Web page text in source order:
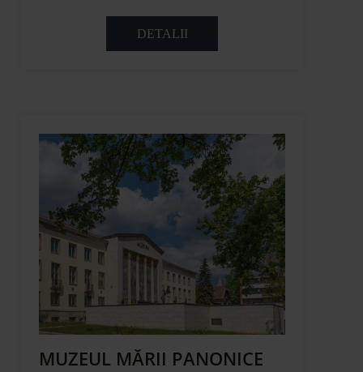
DETALII
MUZEUL MĂRII PANONICE